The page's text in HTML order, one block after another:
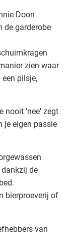
Doon
de garderobe
zien waar
pilsje,
nooit 'nee' zegt
je eigen passie
de
bierproeverij of
van